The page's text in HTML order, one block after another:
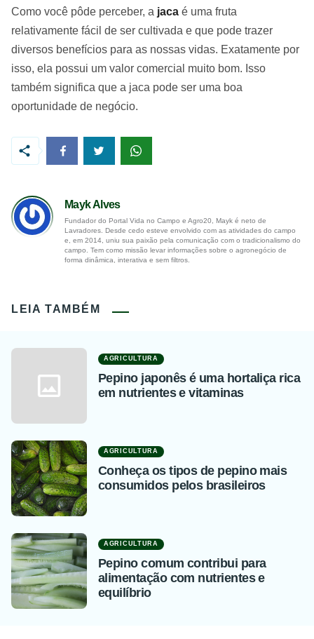
Como você pôde perceber, a jaca é uma fruta
relativamente fácil de ser cultivada e que pode trazer
diversos benefícios para as nossas vidas. Exatamente por
isso, ela possui um valor comercial muito bom. Isso
também significa que a jaca pode ser uma boa
oportunidade de negócio.
Mayk Alves
Fundador do Portal Vida no Campo e Agro20, Mayk é neto de
Lavradores. Desde cedo esteve envolvido com as atividades do campo
e, em 2014, uniu sua paixão pela comunicação com o tradicionalismo do
campo. Tem como missão levar informações sobre o agronegócio de
forma dinâmica, interativa e sem filtros.
LEIA TAMBÉM
AGRICULTURA
Pepino japonês é uma hortaliça rica
em nutrientes e vitaminas
AGRICULTURA
Conheça os tipos de pepino mais
consumidos pelos brasileiros
AGRICULTURA
Pepino comum contribui para
alimentação com nutrientes e
equilíbrio